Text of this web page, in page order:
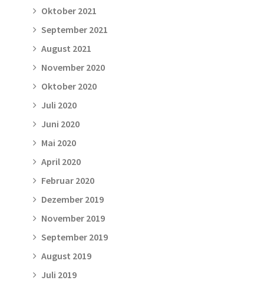
Oktober 2021
September 2021
August 2021
November 2020
Oktober 2020
Juli 2020
Juni 2020
Mai 2020
April 2020
Februar 2020
Dezember 2019
November 2019
September 2019
August 2019
Juli 2019